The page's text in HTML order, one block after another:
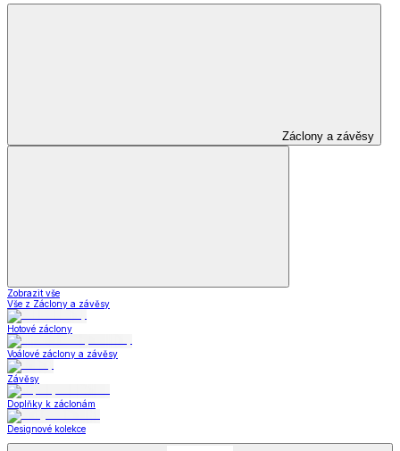
Záclony a závěsy
Zobrazit vše
Vše z Záclony a závěsy
Hotové záclony
Voálové záclony a závěsy
Závěsy
Doplňky k záclonám
Designové kolekce